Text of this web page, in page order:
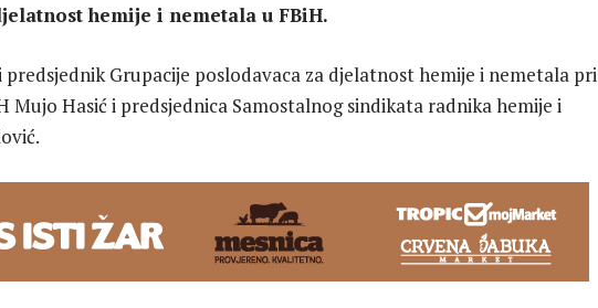
hemije i nemetala u FBiH.
Grupacije poslodavaca za djelatnost hemije i nemetala pri
Mujo Hasić i predsjednica Samostalnog sindikata radnika hemije i